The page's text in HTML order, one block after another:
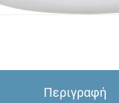
Περιγραφή